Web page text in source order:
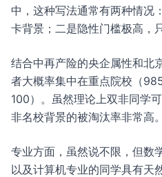
中，这种写法通常有两种情况
卡背景；二是隐性门槛极高，
结合中再产险的央企属性和北
者大概率集中在重点院校（
100）。虽然理论上双非同学
非名校背景的被淘汰率非常高。
专业方面，虽然说不限，但数
以及计算机专业的同学具有天